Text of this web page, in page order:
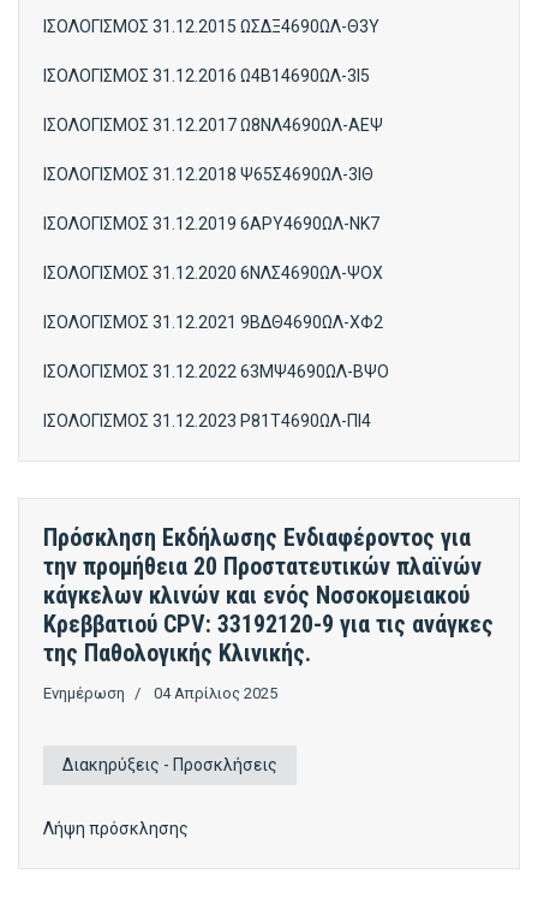
ΙΣΟΛΟΓΙΣΜΟΣ 31.12.2015 ΩΣΔΞ4690ΩΛ-Θ3Υ
ΙΣΟΛΟΓΙΣΜΟΣ 31.12.2016 Ω4Β14690ΩΛ-3Ι5
ΙΣΟΛΟΓΙΣΜΟΣ 31.12.2017 Ω8ΝΛ4690ΩΛ-ΑΕΨ
ΙΣΟΛΟΓΙΣΜΟΣ 31.12.2018 Ψ65Σ4690ΩΛ-3ΙΘ
ΙΣΟΛΟΓΙΣΜΟΣ 31.12.2019 6ΑΡΥ4690ΩΛ-ΝΚ7
ΙΣΟΛΟΓΙΣΜΟΣ 31.12.2020 6ΝΛΣ4690ΩΛ-ΨΟΧ
ΙΣΟΛΟΓΙΣΜΟΣ 31.12.2021 9ΒΔΘ4690ΩΛ-ΧΦ2
ΙΣΟΛΟΓΙΣΜΟΣ 31.12.2022 63ΜΨ4690ΩΛ-ΒΨΟ
ΙΣΟΛΟΓΙΣΜΟΣ 31.12.2023 Ρ81Τ4690ΩΛ-ΠΙ4
Πρόσκληση Εκδήλωσης Ενδιαφέροντος για
την προμήθεια 20 Προστατευτικών πλαϊνών
κάγκελων κλινών και ενός Νοσοκομειακού
Κρεββατιού CPV: 33192120-9 για τις ανάγκες
της Παθολογικής Κλινικής.
Ενημέρωση 04 Απρίλιος 2025
Διακηρύξεις - Προσκλήσεις
Λήψη πρόσκλησης